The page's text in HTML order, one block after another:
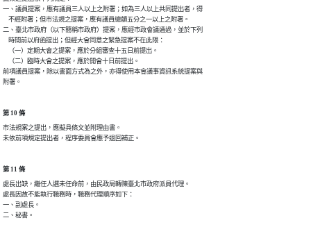
一、議員提案，應有議員三人以上之附署；如為三人以上共同提出者，得
    不經附署；但巿法規之提案，應有議員總額五分之一以上之附署。
二、臺北市政府（以下簡稱市政府）提案，應經巿政會議通過，並於下列
    時間前以府函提出；但經大會同意之緊急提案不在此限：
    （一）定期大會之提案，應於分組審查十五日前提出。
    （二）臨時大會之提案，應於開會十日前提出。
前項議員提案，除以書面方式為之外，亦得使用本會議事資訊系統提案與
附署。
第 10 條
巿法規案之提出，應擬具條文並附理由書。
未依前項規定提出者，程序委員會應予退回補正。
第 11 條
處長出缺，繼任人選未任命前，由民政局轉陳臺北市政府派員代理。
處長因故不能執行職務時，職務代理順序如下：
一、副處長。
二、秘書。